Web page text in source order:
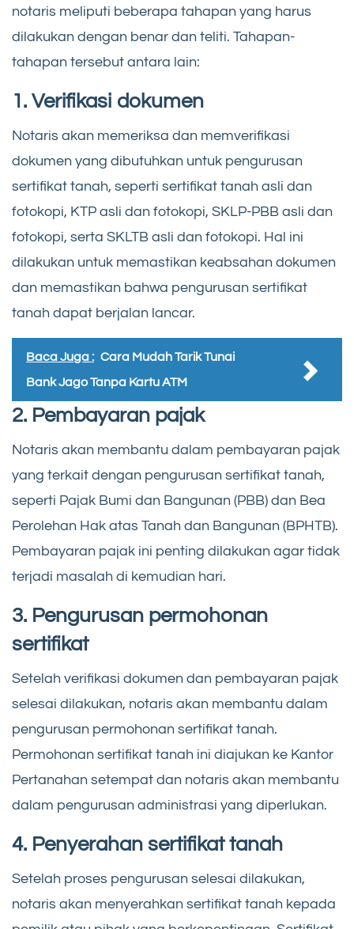
notaris meliputi beberapa tahapan yang harus
dilakukan dengan benar dan teliti. Tahapan-
tahapan tersebut antara lain:
1. Verifikasi dokumen
Notaris akan memeriksa dan memverifikasi
dokumen yang dibutuhkan untuk pengurusan
sertifikat tanah, seperti sertifikat tanah asli dan
fotokopi, KTP asli dan fotokopi, SKLP-PBB asli dan
fotokopi, serta SKLTB asli dan fotokopi. Hal ini
dilakukan untuk memastikan keabsahan dokumen
dan memastikan bahwa pengurusan sertifikat
tanah dapat berjalan lancar.
Baca Juga : Cara Mudah Tarik Tunai
Bank Jago Tanpa Kartu ATM
2. Pembayaran pajak
Notaris akan membantu dalam pembayaran pajak
yang terkait dengan pengurusan sertifikat tanah,
seperti Pajak Bumi dan Bangunan (PBB) dan Bea
Perolehan Hak atas Tanah dan Bangunan (BPHTB).
Pembayaran pajak ini penting dilakukan agar tidak
terjadi masalah di kemudian hari.
3. Pengurusan permohonan
sertifikat
Setelah verifikasi dokumen dan pembayaran pajak
selesai dilakukan, notaris akan membantu dalam
pengurusan permohonan sertifikat tanah.
Permohonan sertifikat tanah ini diajukan ke Kantor
Pertanahan setempat dan notaris akan membantu
dalam pengurusan administrasi yang diperlukan.
4. Penyerahan sertifikat tanah
Setelah proses pengurusan selesai dilakukan,
notaris akan menyerahkan sertifikat tanah kepada